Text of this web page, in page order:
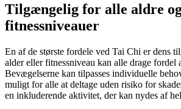
Tilgængelig for alle aldre
fitnessniveauer
En af de største fordele ved Tai Chi er dens
alder eller fitnessniveau kan alle drage fordel
Bevægelserne kan tilpasses individuelle
muligt for alle at deltage uden risiko for
en inkluderende aktivitet, der kan nydes af